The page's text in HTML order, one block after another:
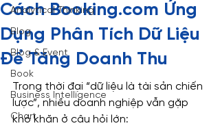
Analytical Thinking
Blog
Blog & Event
Book
Business Intelligence
Chart
Cách Booking.com Ứng
Dụng Phân Tích Dữ Liệu
Để Tăng Doanh Thu
Trong thời đại “dữ liệu là tài sản chiến
lược”, nhiều doanh nghiệp vẫn gặp
khó khăn ở câu hỏi lớn: